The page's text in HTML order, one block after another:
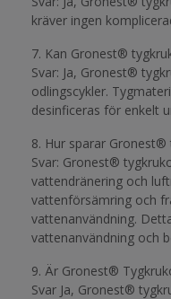
kräver ingen
7. Kan Gronest®
Svar: Ja, Gronest®
odlingscykler.
desinficeras för enkelt
8. Hur sparar
Svar: Gronest®
vattendränering och
vattenförsämring och
vattenanvändning.
vattenanvändning och
9. Är Gronest®
Svar Ja, Gronest®